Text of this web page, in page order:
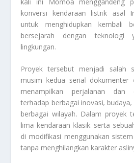
konversi kendaraan listrik asal
untuk menghidupkan kembali
bersejarah dengan teknologi
lingkungan.
Proyek tersebut menjadi salah
musim kedua serial dokumenter
menampilkan perjalanan dan
terhadap berbagai inovasi,
berbagai wilayah. Dalam proyek
lima kendaraan klasik serta
di modifikasi menggunakan
tanpa menghilangkan karakter